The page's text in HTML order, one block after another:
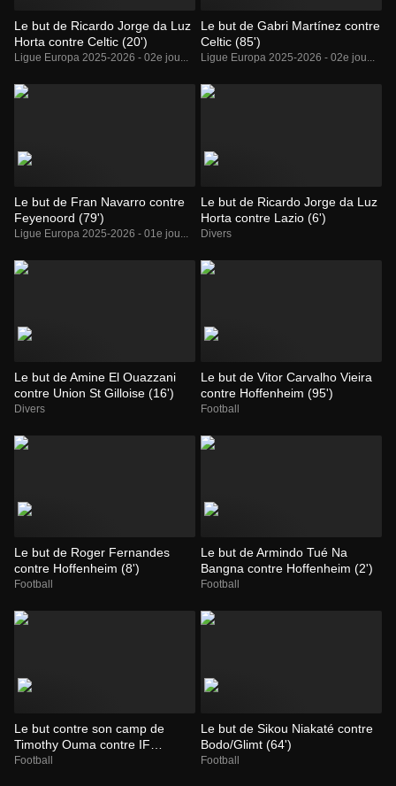
Le but de Ricardo Jorge da Luz
Horta contre Celtic (20')
Ligue Europa 2025-2026 - 02e jou...
Le but de Gabri Martínez contre
Celtic (85')
Ligue Europa 2025-2026 - 02e jou...
Le but de Fran Navarro contre
Feyenoord (79')
Ligue Europa 2025-2026 - 01e jou...
Le but de Ricardo Jorge da Luz
Horta contre Lazio (6')
Divers
Le but de Amine El Ouazzani
contre Union St Gilloise (16')
Divers
Le but de Vitor Carvalho Vieira
contre Hoffenheim (95')
Football
Le but de Roger Fernandes
contre Hoffenheim (8')
Football
Le but de Armindo Tué Na
Bangna contre Hoffenheim (2')
Football
Le but contre son camp de
Timothy Ouma contre IF
Elfsborg (66')
Football
Le but de Sikou Niakaté contre
Bodo/Glimt (64')
Football